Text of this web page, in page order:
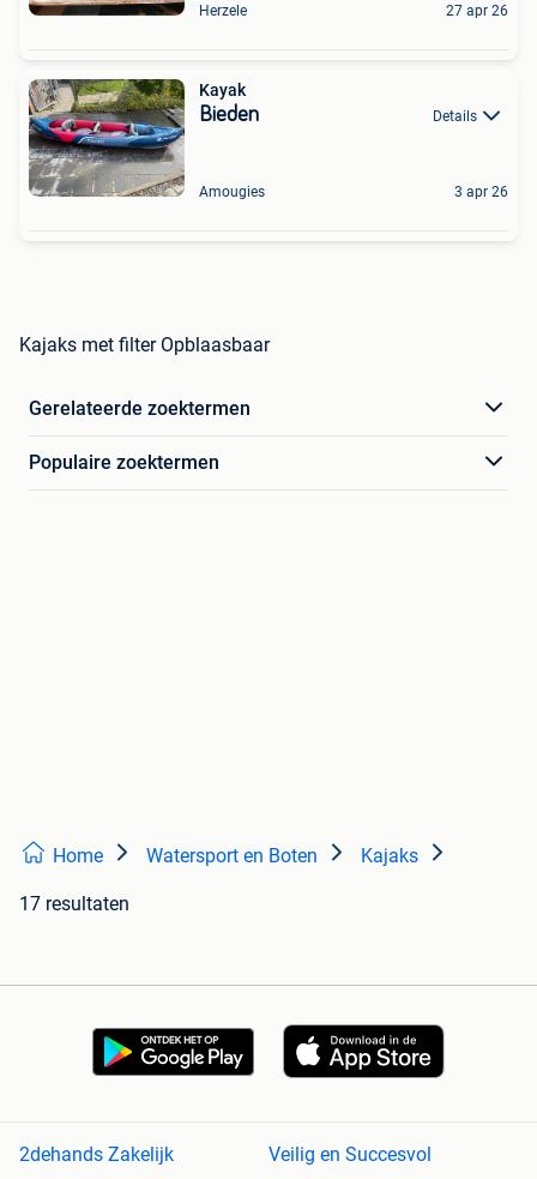
Herzele 27 apr 26
Kayak
Bieden Details
Amougies 3 apr 26
Kajaks met filter Opblaasbaar
Gerelateerde zoektermen
Populaire zoektermen
Home Watersport en Boten Kajaks
17 resultaten
2dehands Zakelijk Veilig en Succesvol